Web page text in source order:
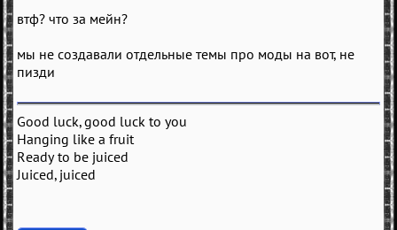
втф? что за мейн?
мы не создавали отдельные темы про моды на вот, не
пизди
Good luck, good luck to you
Hanging like a fruit
Ready to be juiced
Juiced, juiced